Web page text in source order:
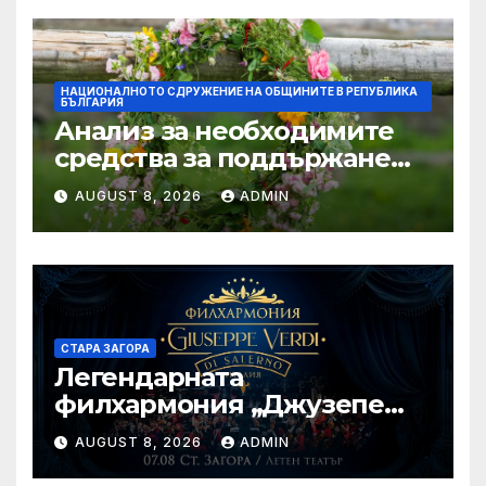
НАЦИОНАЛНОТО СДРУЖЕНИЕ НА ОБЩИНИТЕ В РЕПУБЛИКА
БЪЛГАРИЯ
Анализ за необходимите
средства за поддържане
проводимостта на речните
корита на територията на
България, с цел превенция
на риска от наводнения
AUGUST 8, 2026 ADMIN
СТАРА ЗАГОРА
Легендарната
филхармония „Джузепе
Верди“ от Салерно с
концерт под звездите тази
AUGUST 8, 2026 ADMIN